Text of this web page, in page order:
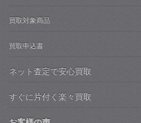
買取対象商品
買取申込書
ネット査定で安心買取
すぐに片付く楽々買取